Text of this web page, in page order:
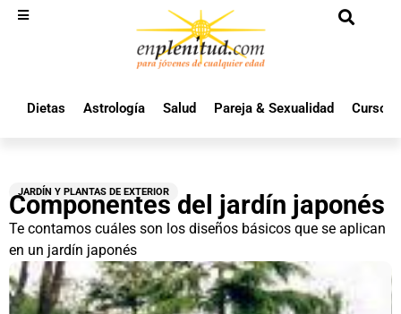
Dietas Astrología Salud Pareja & Sexualidad Cursos
JARDÍN Y PLANTAS DE EXTERIOR
Componentes del jardín japonés
Te contamos cuáles son los diseños básicos que se aplican
en un jardín japonés